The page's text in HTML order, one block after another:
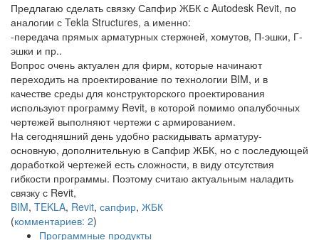
Предлагаю сделать связку Сапфир ЖБК с Autodesk Revit, по
аналогии с Tekla Structures, а именно:
-передача прямых арматурных стержней, хомутов, П-эшки, Г-
эшки и пр..
Вопрос очень актуален для фирм, которые начинают
переходить на проектирование по технологии BIM, и в
качестве среды для конструкторского проектирования
используют программу Revit, в которой помимо опалубочных
чертежей выполняют чертежи с армированием.
На сегодняшний день удобно раскидывать арматуру-
основную, дополнительную в Сапфир ЖБК, но с последующей
доработкой чертежей есть сложности, в виду отсутствия
гибкости программы. Поэтому считаю актуальным наладить
связку с Revit,
BIM, TEKLA, Revit, сапфир, ЖБК
(комментариев: 2)
Программные продукты